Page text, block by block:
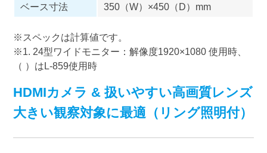
ベース寸法
350（W）×450（D）mm
※スペックは計算値です。
※1. 24型ワイドモニター：解像度1920×1080 使用時、
（ ）はL-859使用時
HDMIカメラ & 扱いやすい高画質レンズ
大きい観察対象に最適（リング照明付）